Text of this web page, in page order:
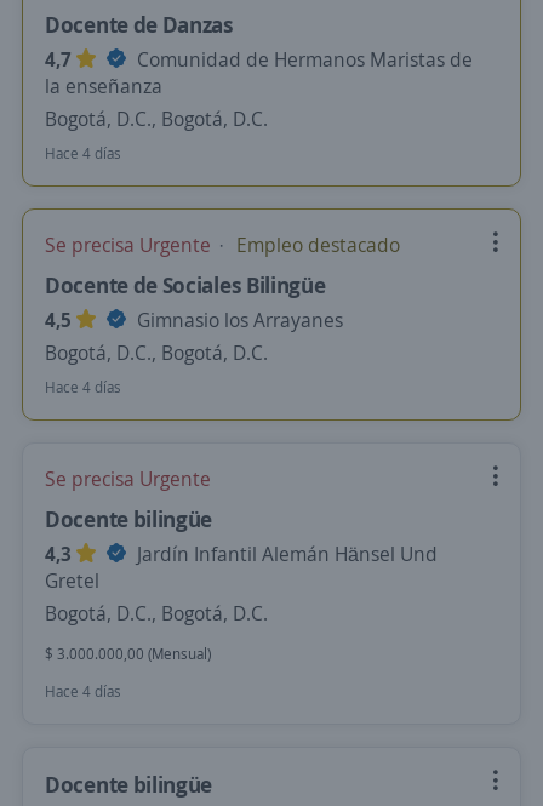
Docente de Danzas
4,7
Comunidad de Hermanos Maristas de
la enseñanza
Bogotá, D.C., Bogotá, D.C.
Hace 4 días
Se precisa Urgente Empleo destacado
Docente de Sociales Bilingüe
4,5
Gimnasio los Arrayanes
Bogotá, D.C., Bogotá, D.C.
Hace 4 días
Se precisa Urgente
Docente bilingüe
4,3
Jardín Infantil Alemán Hänsel Und
Gretel
Bogotá, D.C., Bogotá, D.C.
$ 3.000.000,00 (Mensual)
Hace 4 días
Docente bilingüe